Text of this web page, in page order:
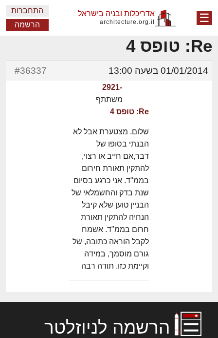
☰ אדריכלות ובניה בישראל
architecture.org.il
התחברות
הרשמה
Re: טופס 4
01/01/2014 בשעה 13:00 #36337
-2921
משתתף
Re: טופס 4
שלום. מצטערת אבל לא
הבנתי בסופו של
דבר,אם חייב או רצוי,
להתקין תאורת חירום
בממ"ד. אני כרגע בסיום
שנת בדק והחשמלאי של
הבניין טוען שלא קיבל
הנחיה להתקין תאורת
חרום בממ"ד. אשמח
לקבל הוראה כתובה, של
גורם מוסמך, במידה
וקיימת כזו. תודה רבה
הרשמה לניוזלטר